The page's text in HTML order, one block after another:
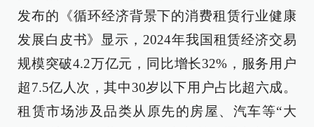
发布的《循环经济背景下的消费租赁行业健康
发展白皮书》显示，2024年我国租赁经济交易
规模突破4.2万亿元，同比增长32%，服务用户
超7.5亿人次，其中30岁以下用户占比超六成。
租赁市场涉及品类从原先的房屋、汽车等“大